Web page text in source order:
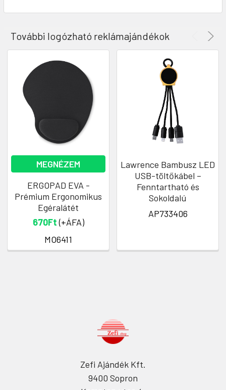
További logózható reklámajándékok
MEGNÉZEM
ERGOPAD EVA -
Prémium Ergonomikus
Egéralátét
670Ft(+ÁFA)
MO6411
Lawrence Bambusz LED
USB-töltőkábel –
Fenntartható és
Sokoldalú
AP733406
Zefi Ajándék Kft.
9400 Sopron